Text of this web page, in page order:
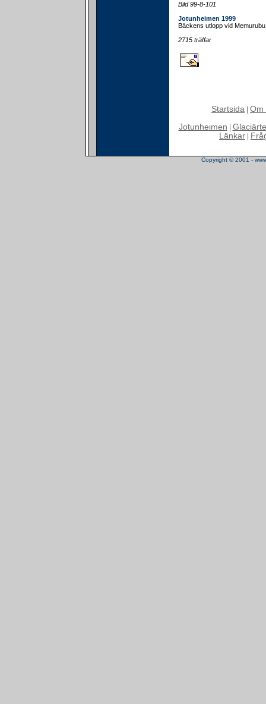
Bild 99-8-101
Jotunheimen 1999
Bäckens utlopp vid
2715 träffar
Startsida Om
Jotunheimen
Länkar
Copyright © 2001 -